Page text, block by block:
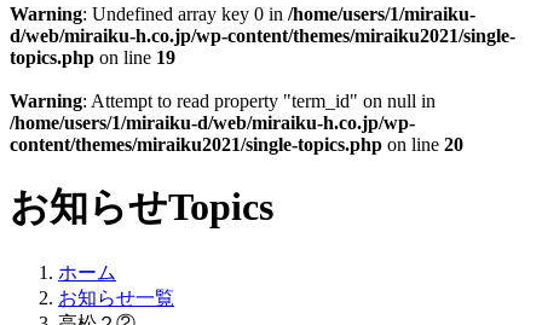
Warning: Undefined array key 0 in /home/users/1/miraiku-
d/web/miraiku-h.co.jp/wp-content/themes/miraiku2021/single-
topics.php on line 19
Warning: Attempt to read property "term_id" on null in
/home/users/1/miraiku-d/web/miraiku-h.co.jp/wp-
content/themes/miraiku2021/single-topics.php on line 20
お知らせTopics
ホーム
お知らせ一覧